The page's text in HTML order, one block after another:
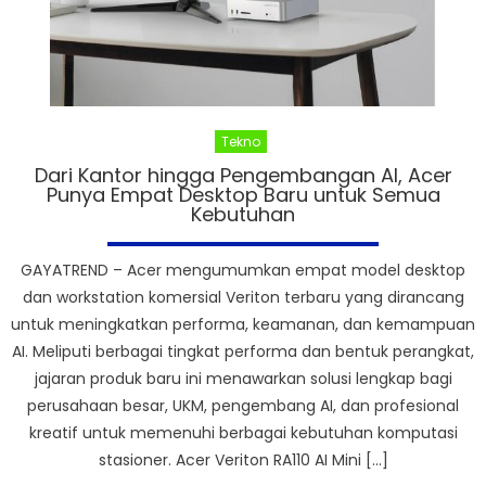
Tekno
Dari Kantor hingga Pengembangan AI, Acer
Punya Empat Desktop Baru untuk Semua
Kebutuhan
GAYATREND – Acer mengumumkan empat model desktop
dan workstation komersial Veriton terbaru yang dirancang
untuk meningkatkan performa, keamanan, dan kemampuan
AI. Meliputi berbagai tingkat performa dan bentuk perangkat,
jajaran produk baru ini menawarkan solusi lengkap bagi
perusahaan besar, UKM, pengembang AI, dan profesional
kreatif untuk memenuhi berbagai kebutuhan komputasi
stasioner. Acer Veriton RA110 AI Mini […]